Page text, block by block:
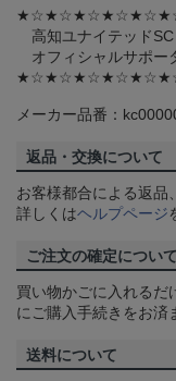
高知ユナイテッド
オフィシャルサポー
メーカー品番：
返品・交換について
お客様都合による返品
詳しくはヘルプページ
ご注文の確定について
買い物かごに入れるだ
にご購入手続きをお済
送料について